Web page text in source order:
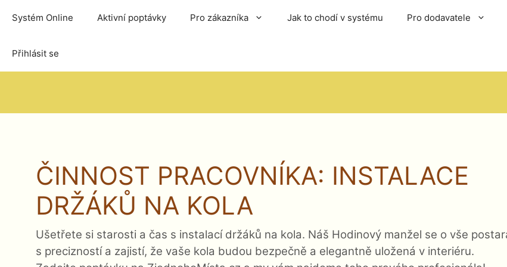
Systém Online Aktivní poptávky Pro zákazníka Jak to chodí v systému Pro dodavatele
Přihlásit se
ČINNOST PRACOVNÍKA: INSTALACE
DRŽÁKŮ NA KOLA
Ušetřete si starosti a čas s instalací držáků na kola. Náš Hodinový manžel se o vše
s precizností a zajistí, že vaše kola budou bezpečně a elegantně uložená v interiéru.